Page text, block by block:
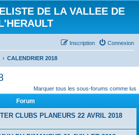
DE LA VALLEE DE
Connexion
Inscription
CALENDRIER 2018
Marquer tous les sous-forums comme lus
Forum
CLUBS PLANEURS 22 AVRIL 2018